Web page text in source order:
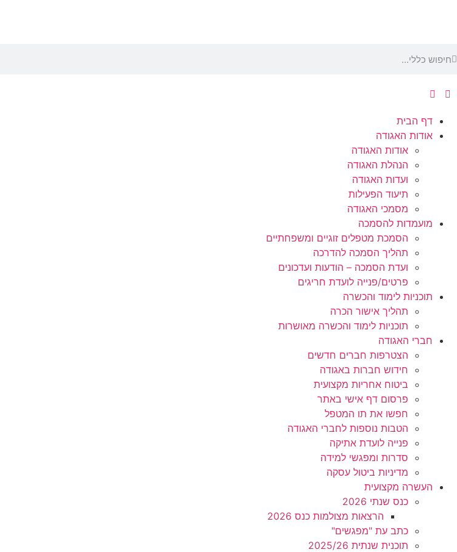
דף הבית
אודות האגודה
אודות האגודה
הנהלת האגודה
ועדות האגודה
תיעוד הפעילות
מסמכי האגודה
מועמדות להסמכה
הסמכת מטפלים זוגיים ומשפחתיים
תהליך הסמכה להדרכה
ועדת הסמכה – הודעות ועדכונים
פרטים/פנייה לועדת חריגים
תוכניות לימוד והכשרה
תהליך אישור הכרה
תוכניות לימוד והכשרה מאושרות
חברי האגודה
הצטרפות חברים חדשים
חידוש חברות באגודה
ביטוח אחריות מקצועית
פרסום דף אישי באתר
חפשו את תו המטפל
הטבות נוספות לחברי האגודה
פנייה לועדת אתיקה
סדרות ומפגשי למידה
מדיניות ביטול עסקה
העשרה מקצועית
כנס שנתי 2026
הרצאות מצולמות כנס 2026
כתב עת "מפגשים"
תוכנית שנתית 2025/26